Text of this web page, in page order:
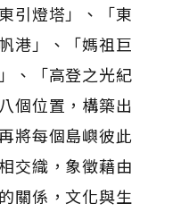
引燈塔」、「東
港」、「媽祖巨
、「高登之光紀
個位置，構築出
將每個島嶼彼此
交織，象徵藉由
關係，文化與生